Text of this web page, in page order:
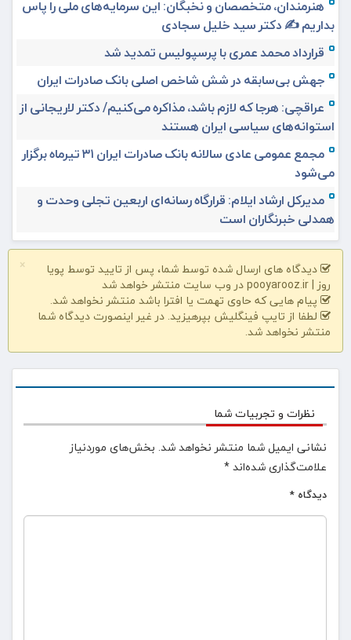
هنرمندان، متخصصان و نخبگان: این سرمایه‌های ملی را پاس
بداریم ✍️ دکتر سید خلیل سجادی
قرارداد محمد عمری با پرسپولیس تمدید شد
جهش بی‌سابقه در شش شاخص اصلی بانک صادرات ایران
عراقچی: هرجا که لازم باشد، مذاکره می‌کنیم/ دکتر لاریجانی از
استوانه‌های سیاسی ایران هستند
مجمع عمومی عادی سالانه بانک صادرات ایران ۳۱ تیرماه برگزار
می‌شود
مدیرکل ارشاد ایلام: قرارگاه رسانه‌ای اربعین تجلی وحدت و
همدلی خبرنگاران است
×
دیدگاه های ارسال شده توسط شما، پس از تایید توسط پویا
روز | pooyarooz.ir در وب سایت منتشر خواهد شد
پیام هایی که حاوی تهمت یا افترا باشد منتشر نخواهد شد.
لطفا از تایپ فینگلیش بپرهیزید. در غیر اینصورت دیدگاه شما
منتشر نخواهد شد.
نظرات و تجربیات شما
نشانی ایمیل شما منتشر نخواهد شد. بخش‌های موردنیاز
علامت‌گذاری شده‌اند*
دیدگاه *